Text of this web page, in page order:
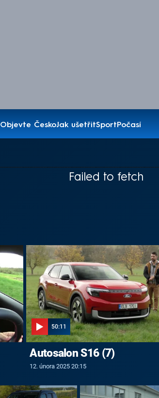
Objevte ČeskoJak ušetřitSportPočasí
Failed to fetch
50:11
Autosalon S16 (7)
12. února 2025 20:15